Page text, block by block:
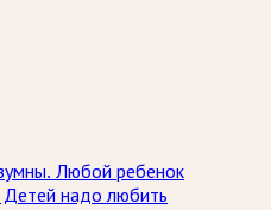
Любой ребенок
надо любить